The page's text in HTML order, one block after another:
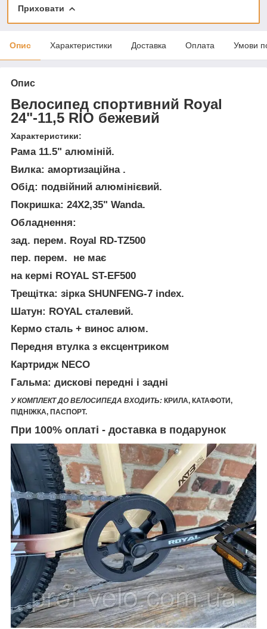
Приховати
Опис Характеристики Доставка Оплата Умови
Опис
Велосипед спортивний Royal
24"-11,5 RIO бежевий
Характеристики:
Рама 11.5" алюміній.
Вилка: амортизаційна .
Обід: подвійний алюмінієвий.
Покришка: 24Х2,35" Wanda.
Обладнення:
зад. перем. Royal RD-TZ500
пер. перем. не має
на кермі ROYAL ST-EF500
Трещітка: зірка SHUNFENG-7 index.
Шатун: ROYAL сталевий.
Кермо сталь + винос алюм.
Передня втулка з ексцентриком
Картридж NECO
Гальма: дискові передні і задні
У КОМПЛЕКТ ДО ВЕЛОСИПЕДА ВХОДИТЬ: КРИЛА, КАТАФОТИ,
ПІДНІЖКА, ПАСПОРТ.
При 100% оплаті - доставка в подарунок